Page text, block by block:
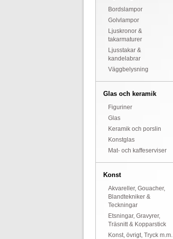
Bordslampor
Golvlampor
Ljuskronor &
takarmaturer
Ljusstakar &
kandelabrar
Väggbelysning
Glas och keramik
Figuriner
Glas
Keramik och porslin
Konstglas
Mat- och kaffeserviser
Konst
Akvareller, Gouacher,
Blandtekniker &
Teckningar
Etsningar, Gravyrer,
Träsnitt & Kopparstick
Konst, övrigt, Tryck m.m.